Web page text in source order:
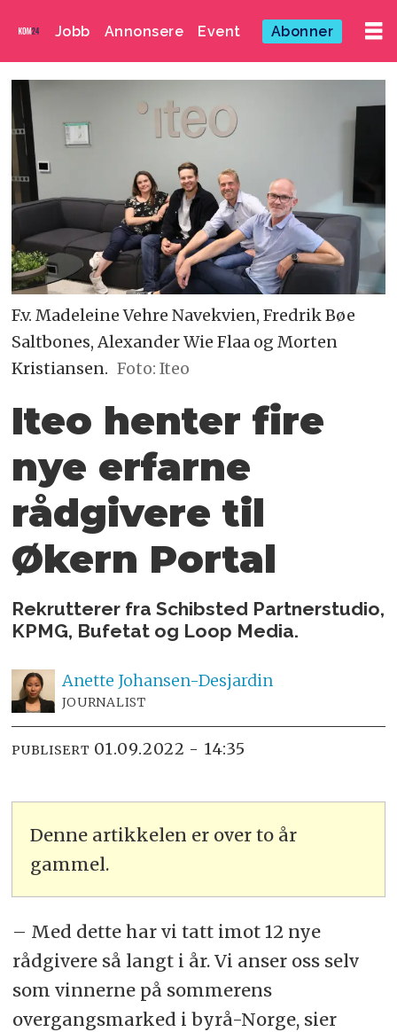
Jobb Annonsere Event Abonner
F.v. Madeleine Vehre Navekvien, Fredrik Bøe
Saltbones, Alexander Wie Flaa og Morten
Kristiansen. Foto: Iteo
Iteo henter fire
nye erfarne
rådgivere til
Økern Portal
Rekrutterer fra Schibsted Partnerstudio,
KPMG, Bufetat og Loop Media.
Anette Johansen-Desjardin
JOURNALIST
PUBLISERT 01.09.2022 - 14:35
Denne artikkelen er over to år
gammel.
– Med dette har vi tatt imot 12 nye
rådgivere så langt i år. Vi anser oss selv
som vinnerne på sommerens
overgangsmarked i byrå-Norge, sier